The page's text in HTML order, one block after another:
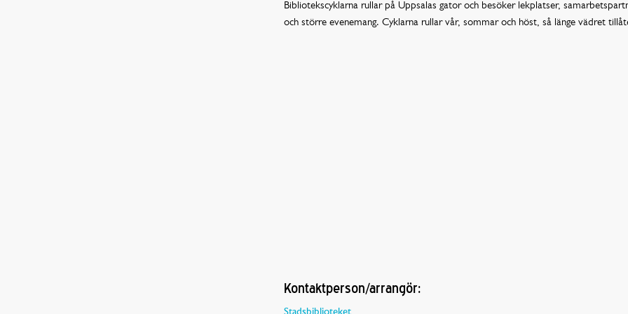
Bibliotekscyklarna rullar på Uppsalas gator och besöker lekplatser,
och större evenemang. Cyklarna rullar vår, sommar och höst, så länge vädret
Kontaktperson/arrangör: